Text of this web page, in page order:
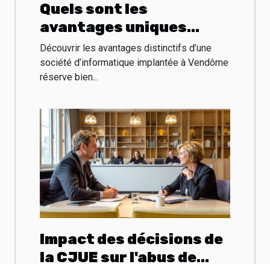
Quels sont les
avantages uniques
proposés par la société
d'informatique Vendôme
?
Découvrir les avantages distinctifs d’une
société d’informatique implantée à Vendôme
réserve bien...
Impact des décisions de
la CJUE sur l'abus de